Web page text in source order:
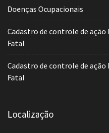
Doenças Ocupacionais
Cadastro de controle de ação
Fatal
Cadastro de controle de ação
Fatal
Localização